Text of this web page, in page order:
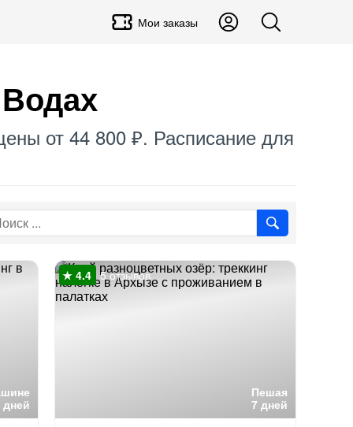
Мои заказы
от 44 800 ₽. Расписание для
дней
Пешая
7 дней
5 отзывов